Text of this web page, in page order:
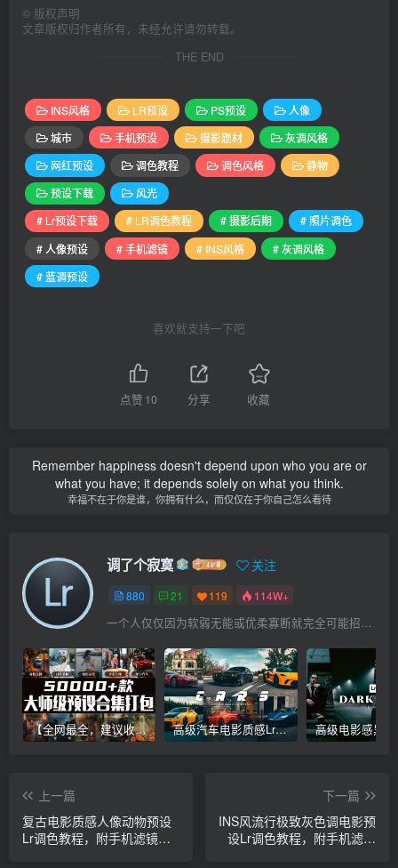
© 版权声明
文章版权归作者所有，未经允许请勿转载。
THE END
INS风格 LR预设 PS预设
人像
城市
手机预设 摄影题材
灰调风格
网红预设
调色教程 调色风格
静物
预设下载
风光
# Lr预设下载
# LR调色教程 # 摄影后期
# 照片调色
# 人像预设
# 手机滤镜 # INS风格
# 灰调风格
# 蓝调预设
喜欢就支持一下吧
点赞 10 分享 收藏
Remember happiness doesn't depend upon who you are or
what you have; it depends solely on what you think.
幸福不在于你是谁，你拥有什么，而仅仅在于你自己怎么看待
调了个寂寞 关注
880 21 119 114W+
一个人仅仅因为软弱无能或优柔寡断就完全可能招致痛苦
【全网最全，建议收藏】5万多款Lr顶级调色预设合集，精心整理，分类清晰，摄影师调色师必备素材，够用一辈子！ 高级汽车电影质感Lr调色教程，手机滤镜PS+Lightroom预设下载！
上一篇
复古电影质感人像动物预设
Lr调色教程，附手机滤镜
下一篇
INS风流行极致灰色调电影预
设Lr调色教程，附手机滤镜